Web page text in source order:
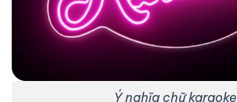
Ý nghĩa chữ karaoke